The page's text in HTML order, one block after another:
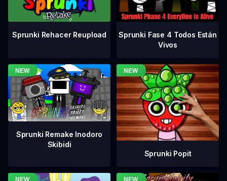
Sprunki Rehacer Reupload
Sprunki Fase 4 Todos Están
Vivos
Sprunki Remake Inodoro
Skibidi
Sprunki Popit